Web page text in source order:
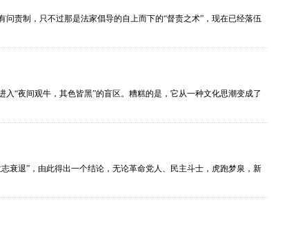
问责制，只不过那是法家倡导的自上而下的“督责之术”，现在已经落伍
“夜间观牛，其色皆黑”的盲区。糟糕的是，它从一种文化思潮变成了
衰退”，由此得出一个结论，无论革命党人、民主斗士，虎跑梦泉，新